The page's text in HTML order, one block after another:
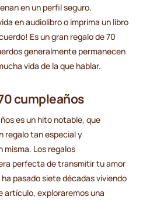
en un perfil seguro.
en audiolibro o imprima un libro
Es un gran regalo de 70
generalmente permanecen
vida de la que hablar.
cumpleaños
es un hito notable, que
regalo tan especial y
Los regalos
perfecta de transmitir tu amor
pasado siete décadas viviendo
artículo, exploraremos una